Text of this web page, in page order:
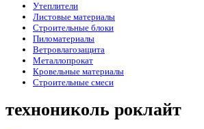
Утеплители
Листовые материалы
Строительные блоки
Пиломатериалы
Ветровлагозащита
Металлопрокат
Кровельные материалы
Строительные смеси
технониколь роклайт